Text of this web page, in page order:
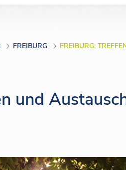
FREIBURG FREIBURG:
und